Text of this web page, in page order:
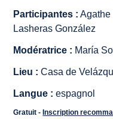
Participantes : Agathe
Lasheras González
Modératrice : María
Lieu : Casa de
Langue :espagnol
Gratuit -Inscription